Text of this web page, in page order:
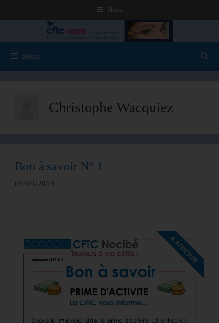
Menu
Menu
Christophe Wacquiez
Bon à savoir N° 1
09/09/2019